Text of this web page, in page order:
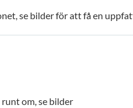
se bilder för att få en
om, se bilder